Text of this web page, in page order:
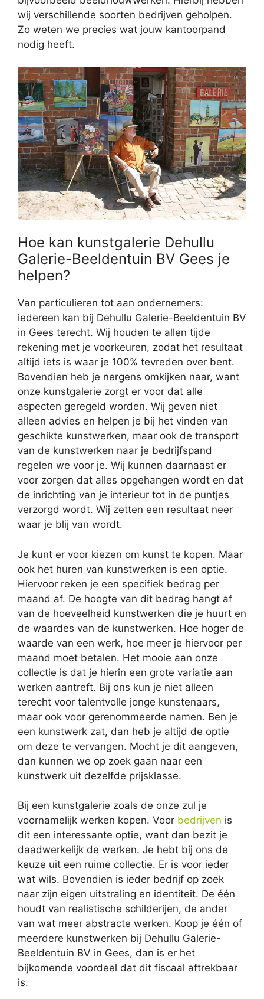
wij verschillende soorten bedrijven geholpen.
Zo weten we precies wat jouw kantoorpand
nodig heeft.
Hoe kan kunstgalerie Dehullu
Galerie-Beeldentuin BV Gees je
helpen?
Van particulieren tot aan ondernemers:
iedereen kan bij Dehullu Galerie-Beeldentuin BV
in Gees terecht. Wij houden te allen tijde
rekening met je voorkeuren, zodat het resultaat
altijd iets is waar je 100% tevreden over bent.
Bovendien heb je nergens omkijken naar, want
onze kunstgalerie zorgt er voor dat alle
aspecten geregeld worden. Wij geven niet
alleen advies en helpen je bij het vinden van
geschikte kunstwerken, maar ook de transport
van de kunstwerken naar je bedrijfspand
regelen we voor je. Wij kunnen daarnaast er
voor zorgen dat alles opgehangen wordt en dat
de inrichting van je interieur tot in de puntjes
verzorgd wordt. Wij zetten een resultaat neer
waar je blij van wordt.
Je kunt er voor kiezen om kunst te kopen. Maar
ook het huren van kunstwerken is een optie.
Hiervoor reken je een specifiek bedrag per
maand af. De hoogte van dit bedrag hangt af
van de hoeveelheid kunstwerken die je huurt en
de waardes van de kunstwerken. Hoe hoger de
waarde van een werk, hoe meer je hiervoor per
maand moet betalen. Het mooie aan onze
collectie is dat je hierin een grote variatie aan
werken aantreft. Bij ons kun je niet alleen
terecht voor talentvolle jonge kunstenaars,
maar ook voor gerenommeerde namen. Ben je
een kunstwerk zat, dan heb je altijd de optie
om deze te vervangen. Mocht je dit aangeven,
dan kunnen we op zoek gaan naar een
kunstwerk uit dezelfde prijsklasse.
Bij een kunstgalerie zoals de onze zul je
voornamelijk werken kopen. Voor bedrijven is
dit een interessante optie, want dan bezit je
daadwerkelijk de werken. Je hebt bij ons de
keuze uit een ruime collectie. Er is voor ieder
wat wils. Bovendien is ieder bedrijf op zoek
naar zijn eigen uitstraling en identiteit. De één
houdt van realistische schilderijen, de ander
van wat meer abstracte werken. Koop je één of
meerdere kunstwerken bij Dehullu Galerie-
Beeldentuin BV in Gees, dan is er het
bijkomende voordeel dat dit fiscaal aftrekbaar
is.